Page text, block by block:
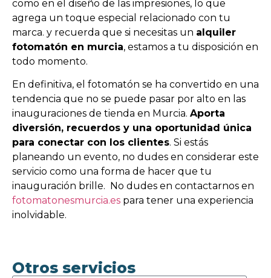
como en el diseño de las impresiones, lo que
agrega un toque especial relacionado con tu
marca. y recuerda que si necesitas un alquiler
fotomatón en murcia, estamos a tu disposición en
todo momento.
En definitiva, el fotomatón se ha convertido en una
tendencia que no se puede pasar por alto en las
inauguraciones de tienda en Murcia. Aporta
diversión, recuerdos y una oportunidad única
para conectar con los clientes. Si estás
planeando un evento, no dudes en considerar este
servicio como una forma de hacer que tu
inauguración brille. No dudes en contactarnos en
fotomatonesmurcia.es para tener una experiencia
inolvidable.
Otros servicios